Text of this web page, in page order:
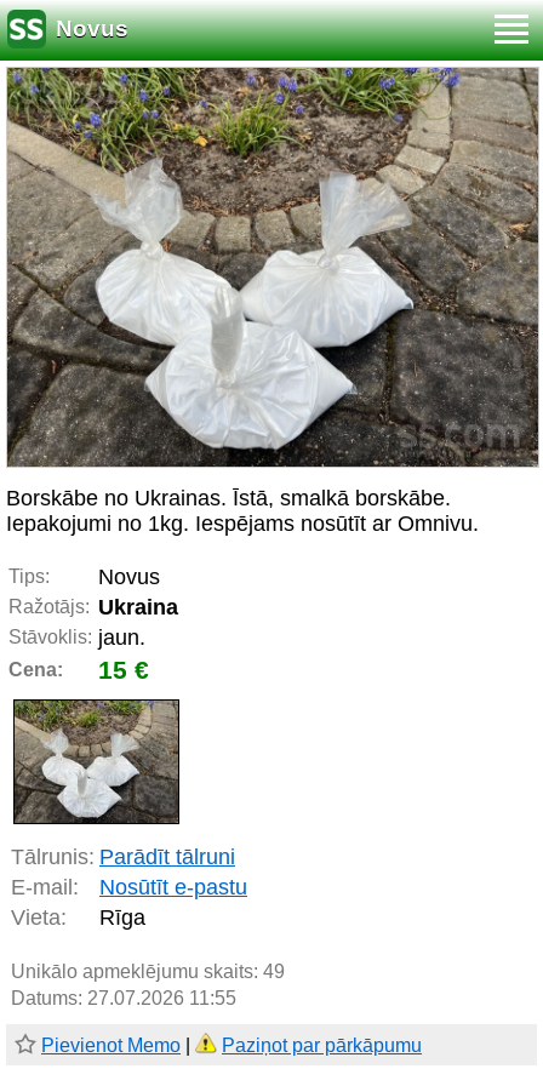
Novus
Borskābe no Ukrainas. Īstā, smalkā borskābe.
Iepakojumi no 1kg. Iespējams nosūtīt ar Omnivu.
Tips: Novus
Ražotājs: Ukraina
Stāvoklis: jaun.
Cena: 15 €
Tālrunis: Parādīt tālruni
E-mail:
Nosūtīt e-pastu
Vieta:
Rīga
Unikālo apmeklējumu skaits: 49
Datums: 27.07.2026 11:55
Pievienot Memo Paziņot par pārkāpumu